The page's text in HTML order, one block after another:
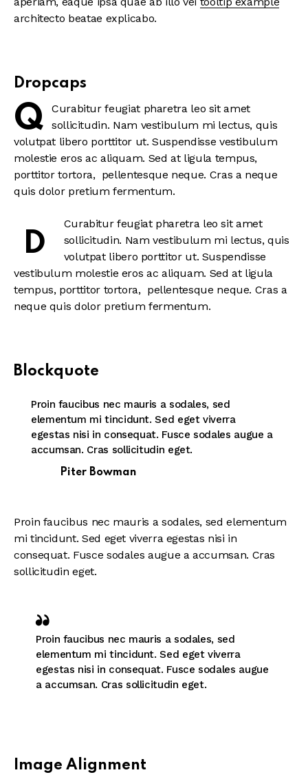
architecto beatae explicabo.
Dropcaps
Q
Curabitur feugiat pharetra leo sit amet
sollicitudin. Nam vestibulum mi lectus, quis
volutpat libero porttitor ut. Suspendisse vestibulum
molestie eros ac aliquam. Sed at ligula tempus,
porttitor tortora, pellentesque neque. Cras a neque
quis dolor pretium fermentum.
D
Curabitur feugiat pharetra leo sit amet
sollicitudin. Nam vestibulum mi lectus, quis
volutpat libero porttitor ut. Suspendisse
vestibulum molestie eros ac aliquam. Sed at ligula
tempus, porttitor tortora, pellentesque neque. Cras a
neque quis dolor pretium fermentum.
Blockquote
Proin faucibus nec mauris a sodales, sed
elementum mi tincidunt. Sed eget viverra
egestas nisi in consequat. Fusce sodales augue a
accumsan. Cras sollicitudin eget.
Piter Bowman
Proin faucibus nec mauris a sodales, sed elementum
mi tincidunt. Sed eget viverra egestas nisi in
consequat. Fusce sodales augue a accumsan. Cras
sollicitudin eget.
Proin faucibus nec mauris a sodales, sed
elementum mi tincidunt. Sed eget viverra
egestas nisi in consequat. Fusce sodales augue
a accumsan. Cras sollicitudin eget.
Image Alignment